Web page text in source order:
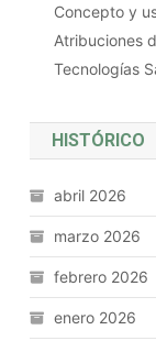
Concepto y
Atribuciones
Tecnologías
HISTÓRICO
abril 2026
marzo 2026
febrero 2026
enero 2026